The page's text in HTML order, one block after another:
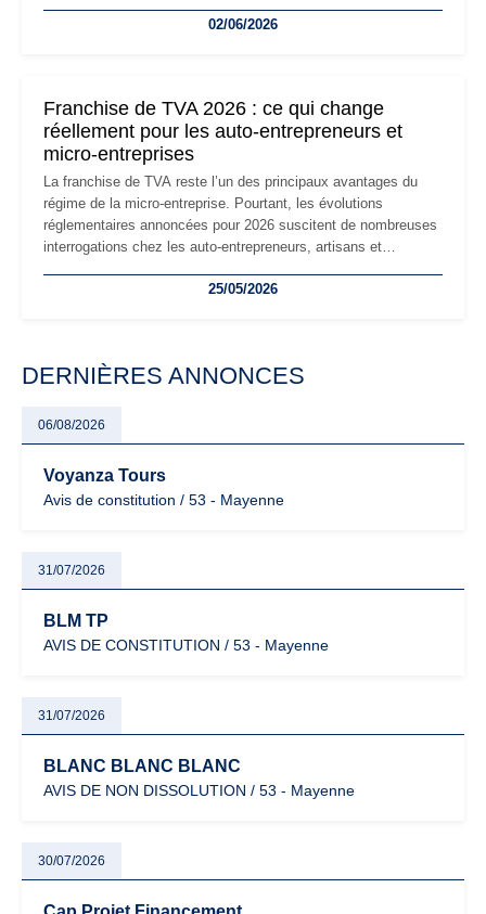
les auto-entrepreneurs devront s'adapter à un environnement
02/06/2026
Franchise de TVA 2026 : ce qui change
réellement pour les auto-entrepreneurs et
micro-entreprises
La franchise de TVA reste l’un des principaux avantages du
régime de la micro-entreprise. Pourtant, les évolutions
réglementaires annoncées pour 2026 suscitent de nombreuses
interrogations chez les auto-entrepreneurs, artisans et
facturation ou risque de bascule vers la TVA : les règles
25/05/2026
DERNIÈRES ANNONCES
06/08/2026
Voyanza Tours
Avis de constitution / 53 - Mayenne
31/07/2026
BLM TP
AVIS DE CONSTITUTION / 53 - Mayenne
31/07/2026
BLANC BLANC BLANC
AVIS DE NON DISSOLUTION / 53 - Mayenne
30/07/2026